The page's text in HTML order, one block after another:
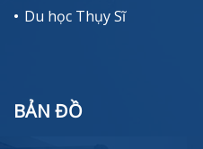
Du học Thụy Sĩ
BẢN ĐỒ